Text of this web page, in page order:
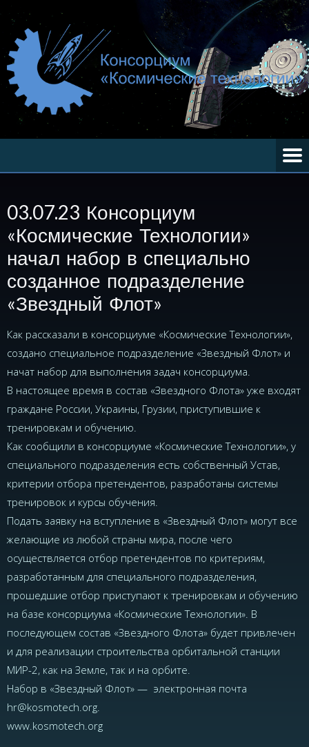
03.07.23 Консорциум
«Космические Технологии»
начал набор в специально
созданное подразделение
«Звездный Флот»
Как рассказали в консорциуме «Космические Технологии»,
создано специальное подразделение «Звездный Флот» и
начат набор для выполнения задач консорциума.
В настоящее время в состав «Звездного Флота» уже входят
граждане России, Украины, Грузии, приступившие к
тренировкам и обучению.
Как сообщили в консорциуме «Космические Технологии», у
специального подразделения есть собственный Устав,
критерии отбора претендентов, разработаны системы
тренировок и курсы обучения.
Подать заявку на вступление в «Звездный Флот» могут все
желающие из любой страны мира, после чего
осуществляется отбор претендентов по критериям,
разработанным для специального подразделения,
прошедшие отбор приступают к тренировкам и обучению
на базе консорциума «Космические Технологии». В
последующем состав «Звездного Флота» будет привлечен
и для реализации строительства орбитальной станции
МИР-2, как на Земле, так и на орбите.
Набор в «Звездный Флот» — электронная почта
hr@kosmotech.org.
www.kosmotech.org